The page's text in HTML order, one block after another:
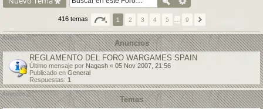
416 temas 1 2 3 4 5 9
Anuncios
REGLAMENTO DEL FORO WARGAMES SPAIN
Último mensaje por Nagash « 05 Nov 2007, 21:56
Publicado en General
Respuestas: 1
Temas